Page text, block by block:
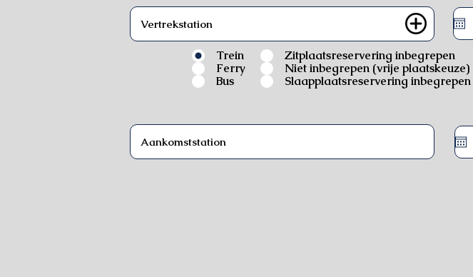
Trein
Ferry
Bus
Zitplaatsreservering inbegrepen
Niet inbegrepen (vrije plaatskeuze)
Slaapplaatsreservering inbegrepen